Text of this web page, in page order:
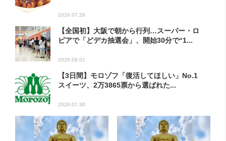
2026.07.29
【全国初】大阪で朝から行列…スーパー・ロ
ピアで「どデカ抽選会」、開始30分で“1...
2026.08.01
【3日間】モロゾフ「復活してほしい」No.1
スイーツ、2万3865票から選ばれた...
2026.07.30